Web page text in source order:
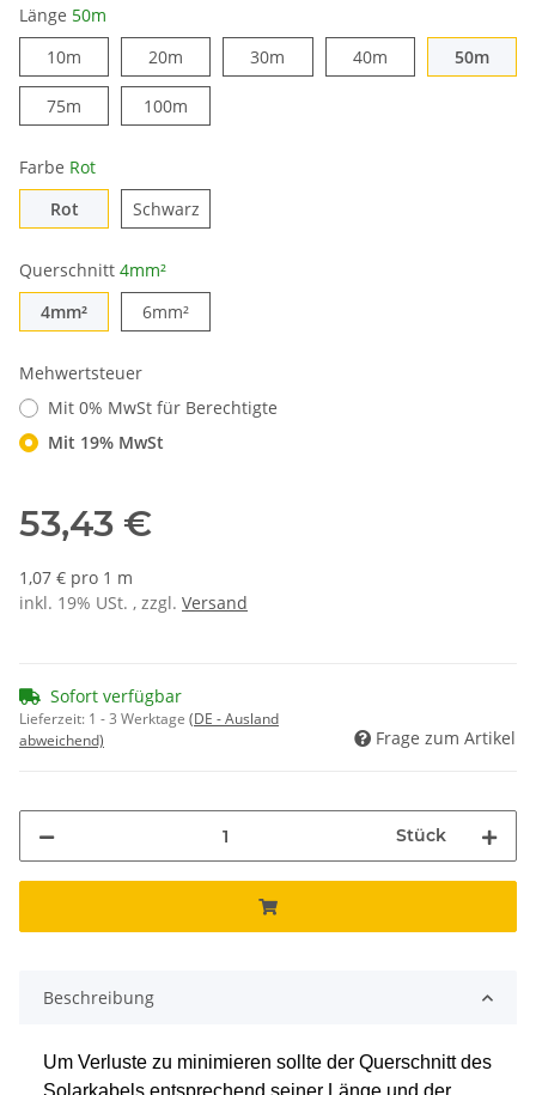
Länge 50m
10m
20m 30m 40m 50m
75m 100m
Farbe Rot
Rot
Schwarz
Querschnitt 4mm²
4mm²
6mm²
Mehwertsteuer
Mit 0% MwSt für Berechtigte
Mit 19% MwSt
53,43 €
1,07 € pro 1 m
inkl. 19% USt. , zzgl. Versand
Sofort verfügbar
Lieferzeit: 1 - 3 Werktage (DE - Ausland
abweichend)
Frage zum Artikel
Stück
Beschreibung
Um Verluste zu minimieren sollte der Querschnitt des
Solarkabels entsprechend seiner Länge und der